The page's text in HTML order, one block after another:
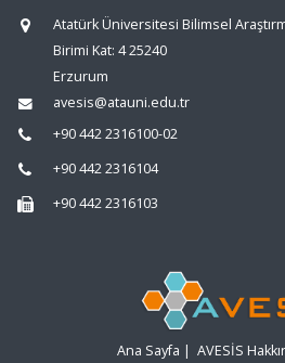
Atatürk Üniversitesi Bilimsel
Birimi Kat: 4 25240
Erzurum
avesis@atauni.edu.tr
+90 442 2316100-02
+90 442 2316104
+90 442 2316103
Ana Sayfa | AVESİS